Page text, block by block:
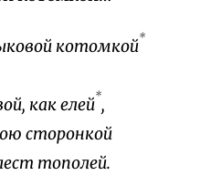
котомкой*
как елей*,
сторонкой
тополей.